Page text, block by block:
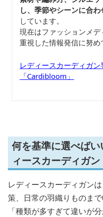
し、季節やシーンに合
しています。
現在はファッションメ
重視した情報発信に努め
レディースカーディガン
「Cardibloom」
何を基準に選べば
ィースカーディガン
レディースカーディガン
策、日常の羽織りものまで
「種類が多すぎて違いが